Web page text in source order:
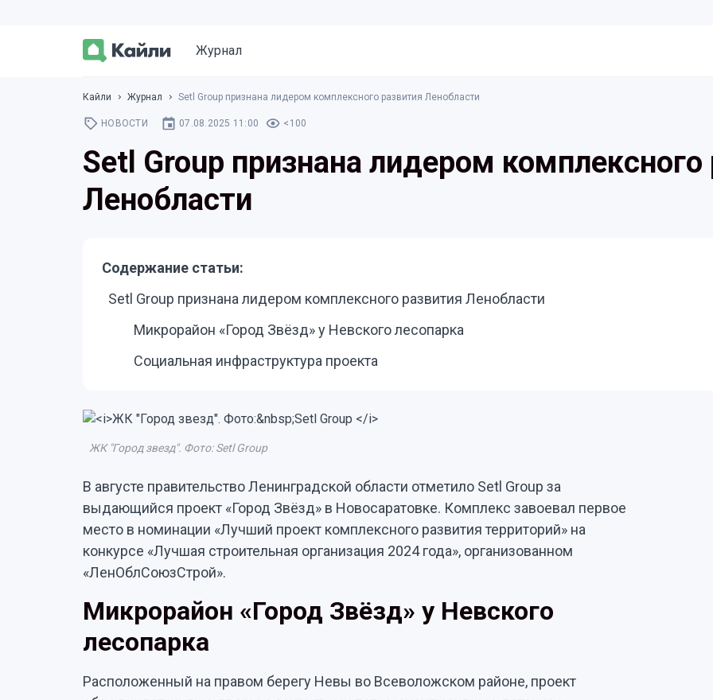
Журнал
Кайли Журнал Setl Group признана лидером комплексного развития Ленобласти
НОВОСТИ 07.08.2025 11:00 <100
Setl Group признана лидером комплексного
Ленобласти
Содержание статьи:
Setl Group признана лидером комплексного развития Ленобласти
Микрорайон «Город Звёзд» у Невского лесопарка
Социальная инфраструктура проекта
ЖК "Город звезд". Фото: Setl Group
В августе правительство Ленинградской области отметило Setl Group за
выдающийся проект «Город Звёзд» в Новосаратовке. Комплекс завоевал первое
место в номинации «Лучший проект комплексного развития территорий» на
конкурсе «Лучшая строительная организация 2024 года», организованном
«ЛенОблСоюзСтрой».
Микрорайон «Город Звёзд» у Невского
лесопарка
Расположенный на правом берегу Невы во Всеволожском районе, проект